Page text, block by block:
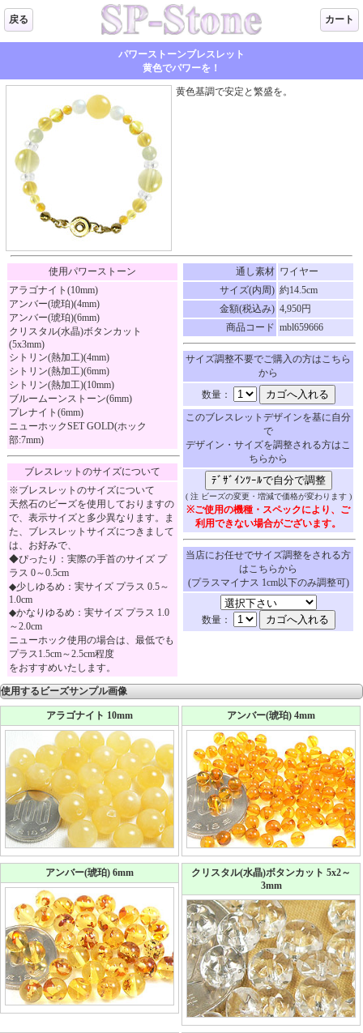
戻る カート
パワーストーンブレスレット
黄色でパワーを！
黄色基調で安定と繁盛を。
使用パワーストーン
アラゴナイト(10mm)
アンバー(琥珀)(4mm)
アンバー(琥珀)(6mm)
クリスタル(水晶)ボタンカット
(5x3mm)
シトリン(熱加工)(4mm)
シトリン(熱加工)(6mm)
シトリン(熱加工)(10mm)
ブルームーンストーン(6mm)
プレナイト(6mm)
ニューホックSET GOLD(ホック
部:7mm)
ブレスレットのサイズについて
※ブレスレットのサイズについて
天然石のビーズを使用しておりますの
で、表示サイズと多少異なります。ま
た、ブレスレットサイズにつきまして
は、お好みで、
◆ぴったり：実際の手首のサイズ プ
ラス 0～0.5cm
◆少しゆるめ：実サイズ プラス 0.5～
1.0cm
◆かなりゆるめ：実サイズ プラス 1.0
～2.0cm
ニューホック使用の場合は、最低でも
プラス1.5cm～2.5cm程度
をおすすめいたします。
通し素材 ワイヤー
サイズ(内周) 約14.5cm
金額(税込み) 4,950円
商品コード mbl659666
サイズ調整不要でご購入の方はこちら
から
数量：
このブレスレットデザインを基に自分
で
デザイン・サイズを調整される方はこ
ちらから
( 注 ビーズの変更・増減で価格が変わります )
※ご使用の機種・スペックにより、ご
利用できない場合がございます。
当店にお任せでサイズ調整をされる方
はこちらから
(プラスマイナス 1cm以下のみ調整可)
数量：
使用するビーズサンプル画像
アラゴナイト 10mm アンバー(琥珀) 4mm
アンバー(琥珀) 6mm
クリスタル(水晶)ボタンカット 5x2～
3mm